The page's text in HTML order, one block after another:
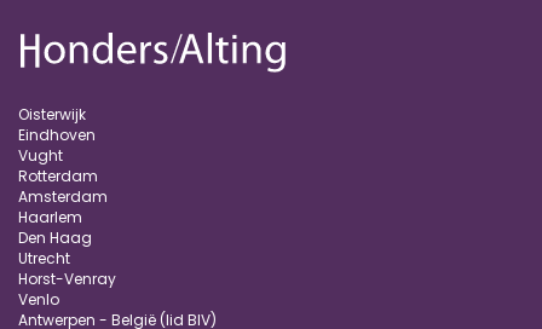
Oisterwijk
Eindhoven
Vught
Rotterdam
Amsterdam
Haarlem
Den Haag
Utrecht
Horst-Venray
Venlo
Antwerpen - België (lid BIV)